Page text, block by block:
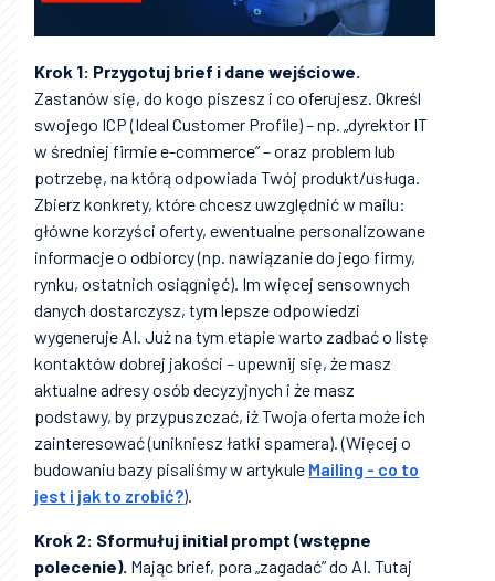
Krok 1: Przygotuj brief i dane wejściowe.
Zastanów się, do kogo piszesz i co oferujesz. Określ
swojego ICP (Ideal Customer Profile) – np. „dyrektor IT
w średniej firmie e-commerce” – oraz problem lub
potrzebę, na którą odpowiada Twój produkt/usługa.
Zbierz konkrety, które chcesz uwzględnić w mailu:
główne korzyści oferty, ewentualne personalizowane
informacje o odbiorcy (np. nawiązanie do jego firmy,
rynku, ostatnich osiągnięć). Im więcej sensownych
danych dostarczysz, tym lepsze odpowiedzi
wygeneruje AI. Już na tym etapie warto zadbać o listę
kontaktów dobrej jakości – upewnij się, że masz
aktualne adresy osób decyzyjnych i że masz
podstawy, by przypuszczać, iż Twoja oferta może ich
zainteresować (unikniesz łatki spamera). (Więcej o
budowaniu bazy pisaliśmy w artykule Mailing - co to
jest i jak to zrobić?).
Krok 2: Sformułuj initial prompt (wstępne
polecenie). Mając brief, pora „zagadać” do AI. Tutaj